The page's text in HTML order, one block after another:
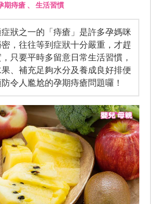
期痔瘡、 生活習慣
狀之一的「痔瘡」是許多孕媽咪
，往往等到症狀十分嚴重，才趕
只要平時多留意日常生活習慣，
、補充足夠水分及養成良好排便
令人尷尬的孕期痔瘡問題囉！